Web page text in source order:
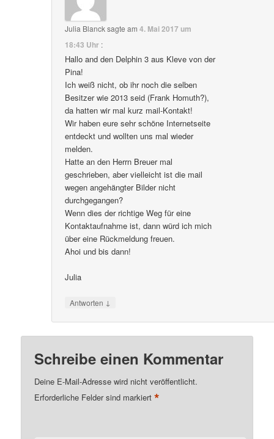
Julia Blancksagte am4. Mai 2017 um
18:43 Uhr :
Hallo and den Delphin 3 aus Kleve von der
Pina!
Ich weiß nicht, ob ihr noch die selben
Besitzer wie 2013 seid (Frank Homuth?),
da hatten wir mal kurz mail-Kontakt!
Wir haben eure sehr schöne Internetseite
entdeckt und wollten uns mal wieder
melden.
Hatte an den Herrn Breuer mal
geschrieben, aber vielleicht ist die mail
wegen angehängter Bilder nicht
durchgegangen?
Wenn dies der richtige Weg für eine
Kontaktaufnahme ist, dann würd ich mich
über eine Rückmeldung freuen.
Ahoi und bis dann!
Julia
Antworten ↓
Schreibe einen Kommentar
Deine E-Mail-Adresse wird nicht veröffentlicht.
Erforderliche Felder sind markiert*